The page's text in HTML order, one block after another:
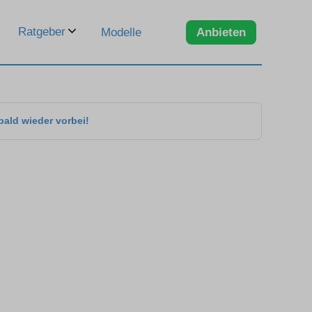
Ratgeber Modelle Anbieten
wieder vorbei!